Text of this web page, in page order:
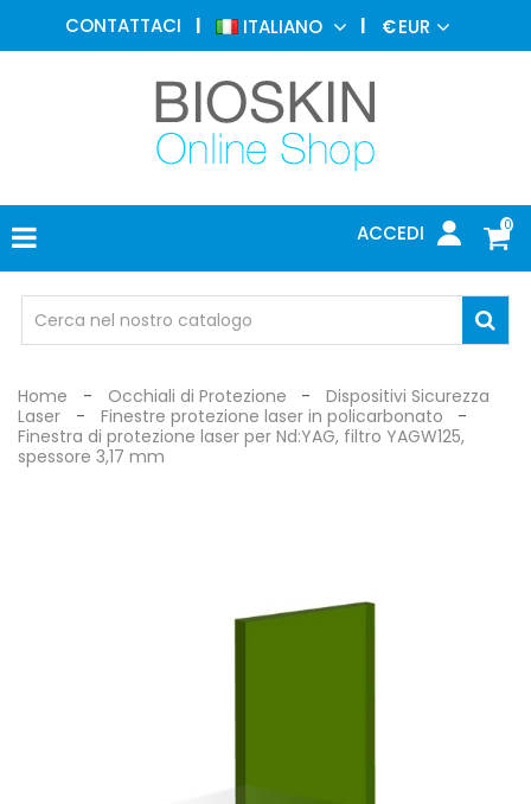
CONTATTACI ITALIANO €EUR
0
ACCEDI
MEDICINA
ESTETICA
DERMATOLOGIA
FOTOTERAPIA
ELETTROMEDICALI
MEDICO
OCCHIALI
DI
Home Occhiali di Protezione
Dispositivi Sicurezza
Laser
Finestre protezione laser in policarbonato
Finestra di protezione laser per Nd:YAG, filtro YAGW125,
spessore 3,17 mm